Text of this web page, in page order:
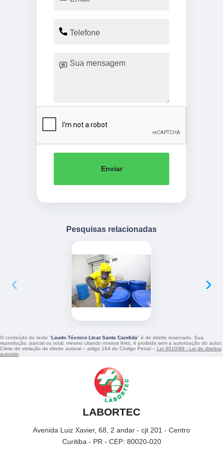
Enviar
Pesquisas relacionadas
‹ ›
O conteúdo do texto " Laudo Técnico Ltcat Santa Candida" é de direito reservado. Sua
reprodução, parcial ou total, mesmo citando nossos links, é proibida sem a autorização do autor.
Crime de violação de direito autoral – artigo 184 do Código Penal – Lei 9610/98 - Lei de direitos
autorais.
LABORTEC
Avenida Luiz Xavier, 68, 2 andar - cjt 201 - Centro
Curitiba - PR - CEP: 80020-020